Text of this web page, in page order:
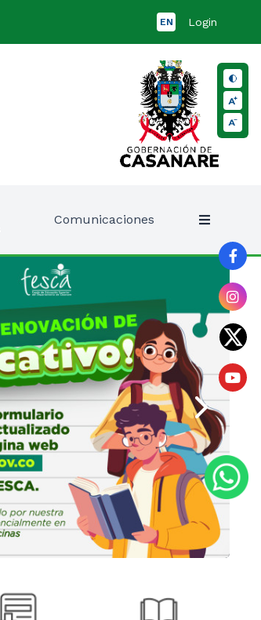
EN Login
Comunicaciones